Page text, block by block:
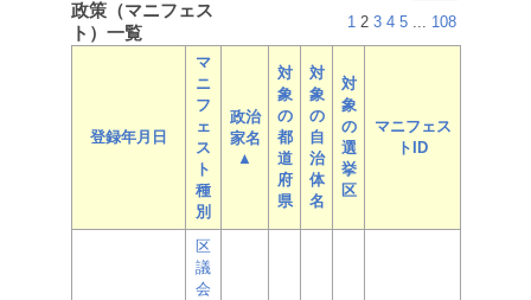
政策（マニフェス
ト）一覧
1 2 3 4 5 ... 108
登録年月日
マ
ニ
フ
ェ
ス
ト
種
別
政治
家名
▲
対
象
の
都
道
府
県
対
象
の
自
治
体
名
対
象
の
選
挙
区
マニフェス
トID
区
議
会